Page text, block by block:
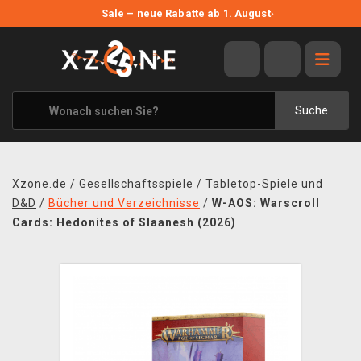
Sale – neue Rabatte ab 1. August›
Suche
ANGEBOTE
ALLE MARKEN
XZONE ORIGINALS
KLEIDUNG & ACCESSOIRES
BÜCHER & COMICS
Xzone.de / Gesellschaftsspiele / Tabletop-Spiele und
D&D / Bücher und Verzeichnisse / W-AOS: Warscroll
Cards: Hedonites of Slaanesh (2026)